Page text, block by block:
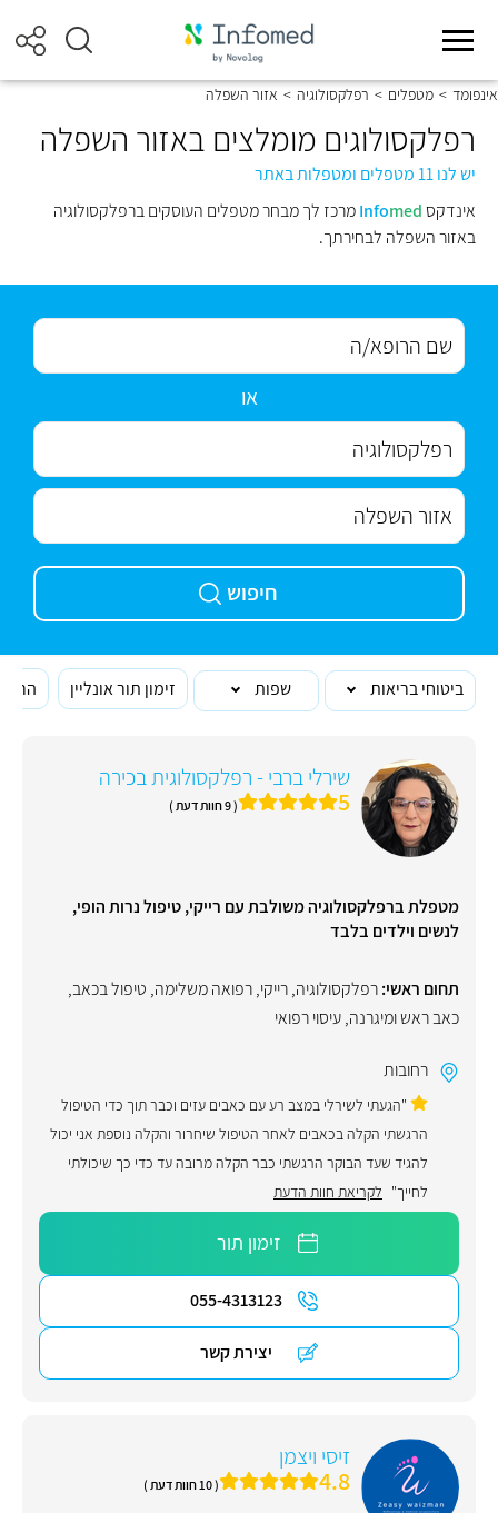
אינפומד > מטפלים > רפלקסולוגיה > אזור השפלה
רפלקסולוגים מומלצים באזור השפלה
יש לנו 11 מטפלים ומטפלות באתר
אינדקס
Infomed
מרכז לך מבחר מטפלים העוסקים ברפלקסולוגיה
באזור השפלה לבחירתך.
או
חיפוש
ביטוחי בריאות שפות זימון תור אונליין
שירלי ברבי - רפלקסולוגית בכירה
5 ( 9 חוות דעת )
מטפלת ברפלקסולוגיה משולבת עם רייקי, טיפול נרות הופי,
לנשים וילדים בלבד
תחום ראשי:רפלקסולוגיה,רייקי,רפואה משלימה, טיפול בכאב,
כאב ראש ומיגרנה,עיסוי רפואי
רחובות
"הגעתי לשירלי במצב רע עם כאבים עזים וכבר תוך כדי הטיפול
הרגשתי הקלה בכאבים לאחר הטיפול שיחרור והקלה נוספת אני יכול
להגיד שעד הבוקר הרגשתי כבר הקלה מרובה עד כדי כך שיכולתי
לחייך" לקריאת חוות הדעת
זימון תור
055-4313123
יצירת קשר
זיסי ויצמן
4.8 ( 10 חוות דעת )